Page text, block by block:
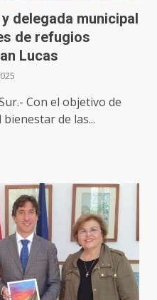
delegada municipal
de refugios
Lucas
Con el objetivo de
de las...